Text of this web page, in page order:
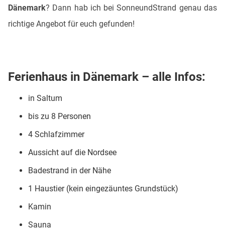
Dänemark? Dann hab ich bei SonneundStrand genau das
richtige Angebot für euch gefunden!
Ferienhaus in Dänemark – alle Infos:
in Saltum
bis zu 8 Personen
4 Schlafzimmer
Aussicht auf die Nordsee
Badestrand in der Nähe
1 Haustier (kein eingezäuntes Grundstück)
Kamin
Sauna